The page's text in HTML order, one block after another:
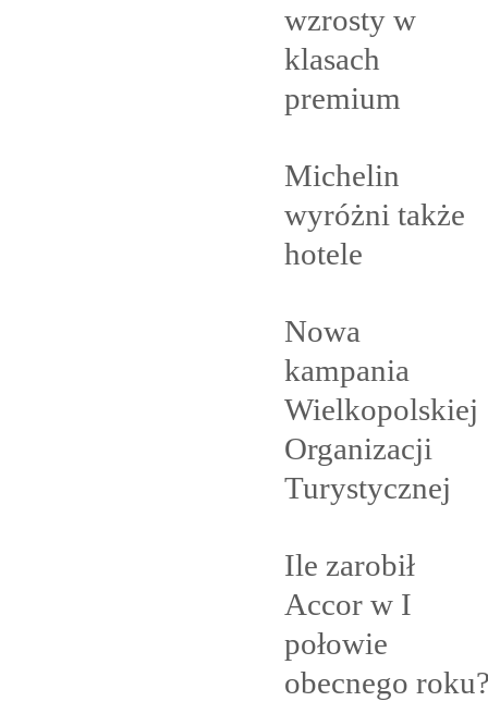
wzrosty w
klasach
premium
Michelin
wyróżni także
hotele
Nowa
kampania
Wielkopolskiej
Organizacji
Turystycznej
Ile zarobił
Accor w I
połowie
obecnego